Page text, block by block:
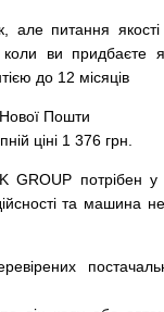
але питання якості
коли ви придбаєте
до 12 місяців
Нової Пошти
ціні 1 376 грн.
GROUP потрібен у
та машина